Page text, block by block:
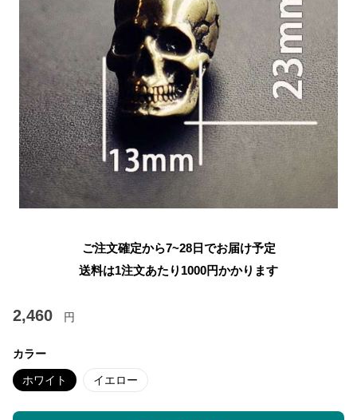
ご注文確定から7~28日でお届け予定
送料は1注文あたり 1000円かかります
2,460 円
カラー
ホワイト イエロー